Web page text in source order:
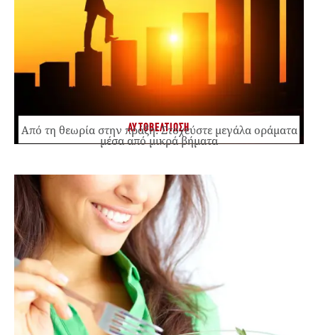
ΑΥΤΟΒΕΛΤΙΩΣΗ
Από τη θεωρία στην πράξη: Στοχεύστε μεγάλα οράματα
μέσα από μικρά βήματα